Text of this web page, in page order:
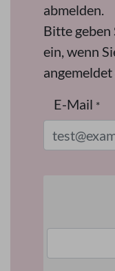
abmelden.
Bitte geben
ein, wenn
E-Mail *